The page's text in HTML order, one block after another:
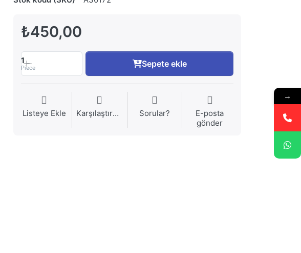
₺450,00
1
Piece Sepete ekle
Listeye Ekle Karşılaştırma Sorular?
E-posta
gönder
→